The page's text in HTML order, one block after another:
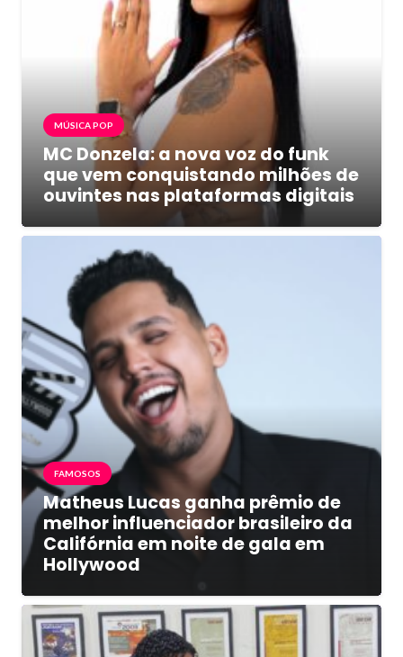
MÚSICA POP
MC Donzela: a nova voz do funk
que vem conquistando milhões de
ouvintes nas plataformas digitais
FAMOSOS
Matheus Lucas ganha prêmio de
melhor influenciador brasileiro da
Califórnia em noite de gala em
Hollywood